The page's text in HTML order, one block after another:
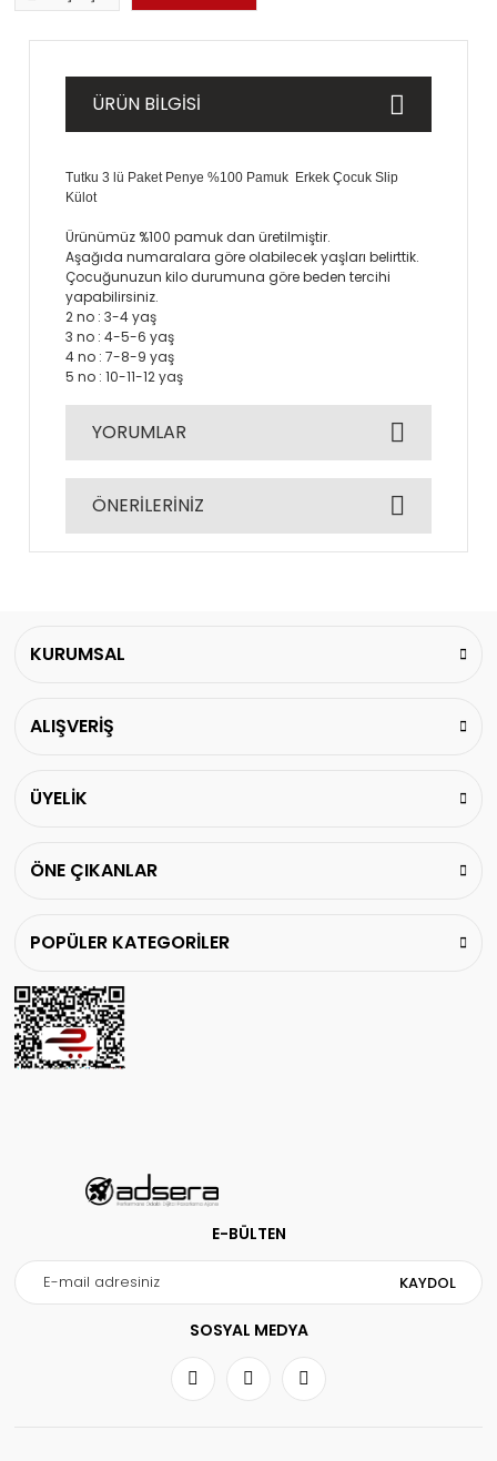
ÜRÜN BİLGİSİ
Tutku 3 lü Paket Penye %100 Pamuk Erkek Çocuk Slip
Külot
Ürünümüz %100 pamuk dan üretilmiştir.
Aşağıda numaralara göre olabilecek yaşları belirttik.
Çocuğunuzun kilo durumuna göre beden tercihi
yapabilirsiniz.
2 no : 3-4 yaş
3 no : 4-5-6 yaş
4 no : 7-8-9 yaş
5 no : 10-11-12 yaş
YORUMLAR
ÖNERİLERİNİZ
Görüş ve önerileriniz için teşekkür ederiz.
Ürün açıklamasında eksik bilgiler bulunuyor.
KURUMSAL
ALIŞVERİŞ
ÜYELİK
ÖNE ÇIKANLAR
POPÜLER KATEGORİLER
E-BÜLTEN
KAYDOL
SOSYAL MEDYA